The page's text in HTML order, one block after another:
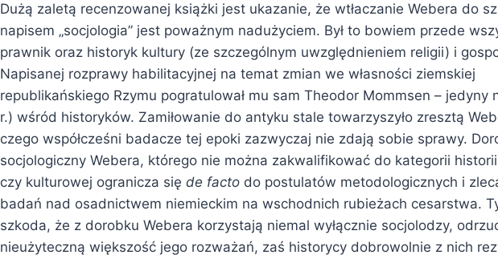
Dużą zaletą recenzowanej książki jest ukazanie, że wtłaczanie Webera do
napisem „socjologia” jest poważnym nadużyciem. Był to bowiem przede
prawnik oraz historyk kultury (ze szczególnym uwzględnieniem religii) i
Napisanej rozprawy habilitacyjnej na temat zmian we własności ziemskiej
republikańskiego Rzymu pogratulował mu sam Theodor Mommsen – jedyny
r.) wśród historyków. Zamiłowanie do antyku stale towarzyszyło zresztą
czego współcześni badacze tej epoki zazwyczaj nie zdają sobie sprawy.
socjologiczny Webera, którego nie można zakwalifikować do kategorii historii
czy kulturowej ogranicza się de facto do postulatów metodologicznych i
badań nad osadnictwem niemieckim na wschodnich rubieżach cesarstwa.
szkoda, że z dorobku Webera korzystają niemal wyłącznie socjolodzy,
nieużyteczną większość jego rozważań, zaś historycy dobrowolnie z nich